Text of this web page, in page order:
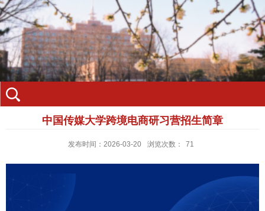
中国传媒大学跨境电商研习营招生简章
发布时间：2026-03-20 浏览次数： 71